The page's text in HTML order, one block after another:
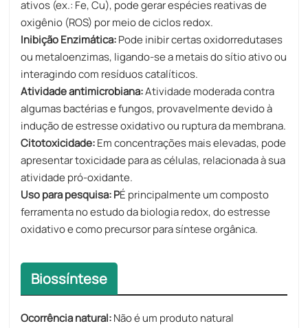
ativos (ex.: Fe, Cu), pode gerar espécies reativas de
oxigênio (ROS) por meio de ciclos redox.
Inibição Enzimática:Pode inibir certas oxidorredutases
ou metaloenzimas, ligando-se a metais do sítio ativo ou
interagindo com resíduos catalíticos.
Atividade antimicrobiana:Atividade moderada contra
algumas bactérias e fungos, provavelmente devido à
indução de estresse oxidativo ou ruptura da membrana.
Citotoxicidade:Em concentrações mais elevadas, pode
apresentar toxicidade para as células, relacionada à sua
atividade pró-oxidante.
Uso para pesquisa:​ PÉ principalmente um composto
ferramenta no estudo da biologia redox, do estresse
oxidativo e como precursor para síntese orgânica.
Biossíntese
Ocorrência natural:Não é um produto natural